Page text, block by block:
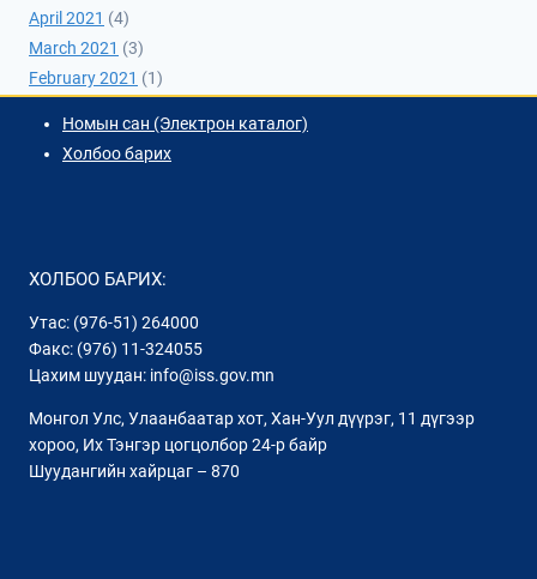
April 2021 (4)
March 2021 (3)
February 2021 (1)
Номын сан (Электрон каталог)
Холбоо барих
ХОЛБОО БАРИХ:
Утас: (976-51) 264000
Факс: (976) 11-324055
Цахим шуудан: info@iss.gov.mn
Монгол Улс, Улаанбаатар хот, Хан-Уул дүүрэг, 11 дүгээр
хороо, Их Тэнгэр цогцолбор 24-р байр
Шуудангийн хайрцаг – 870